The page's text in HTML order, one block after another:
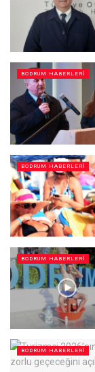
BODRUM HABERLERI
BODRUM HABERLERI
BODRUM HABERLERI
BODRUM HABERLERI